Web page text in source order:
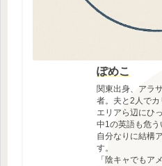
ぽめこ
関東出身、アラ
者。夫と2人で
エリアら辺にひ
中1の英語も危
自分なりに結構
す。
「陰キャでもア